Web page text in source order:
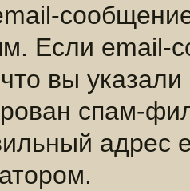
Если email-
вы
спам-
адрес